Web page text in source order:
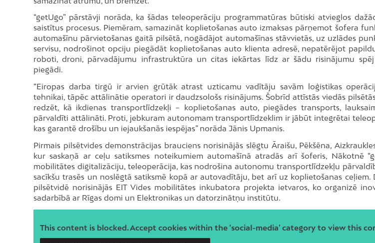
“getUgo” pārstāvji norāda, ka šādas teleoperāciju programmatūras būtiski atvieglos
saistītus procesus. Piemēram, samazināt koplietošanas auto izmaksas pārņemot šofera
automašīnu pārvietošanas gaitā pilsētā, nogādājot automašīnas stāvvietās, uz uzlādes
servisu, nodrošinot opciju piegādāt koplietošanas auto klienta adresē, nepatērējot
roboti, droni, pārvadājumu infrastruktūra un citas iekārtas līdz ar šādu risinājumu spēj
piegādi.
“Eiropas darba tirgū ir arvien grūtāk atrast uzticamu vadītāju savām loģistikas
tehnikai, tāpēc attālinātie operatori ir daudzsološs risinājums. Šobrīd attīstās viedās
redzēt, kā ikdienas transportlīdzekļi – koplietošanas auto, piegādes transports,
pārvaldīti attālināti. Proti, jebkuram autonomam transportlīdzeklim ir jābūt integrētai
kas garantē drošību un iejaukšanās iespējas” norāda Jānis Upmanis.
Pirmais pilsētvides demonstrācijas brauciens norisinājās slēgtu Āraišu, Pēkšēna,
kur saskaņā ar ceļu satiksmes noteikumiem automašīnā atradās arī šoferis, Nākotnē
mobilitātes digitalizāciju, teleoperācija, kas nodrošina autonomu transportlīdzekļu
sacīkšu trasēs un noslēgtā satiksmē kopā ar autovadītāju, bet arī uz koplietošanas ceļiem.
pilsētvidē norisinājās EIT Vides mobilitātes inkubatora projekta ietvaros, ko organizē
sadarbībā ar Rīgas domi un Elektronikas un datorzinātņu institūtu.
This content is blocked. Accept cookies within the 'social-media' category to view this